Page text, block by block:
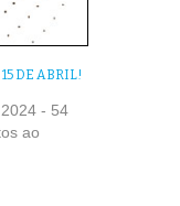
DE ABRIL!
- 54
ao